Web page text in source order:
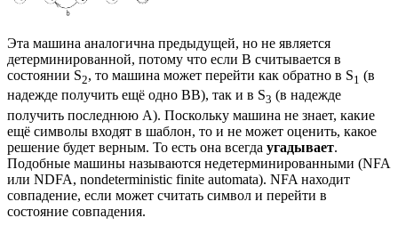
Эта машина аналогична предыдущей, но не является
детерминированной, потому что если B считывается в
состоянии S2, то машина может перейти как обратно в S1 (в
надежде получить ещё одно BB), так и в S3 (в надежде
получить последнюю A). Поскольку машина не знает, какие
ещё символы входят в шаблон, то и не может оценить, какое
решение будет верным. То есть она всегда угадывает.
Подобные машины называются недетерминированными (NFA
или NDFA, nondeterministic finite automata). NFA находит
совпадение, если может считать символ и перейти в
состояние совпадения.